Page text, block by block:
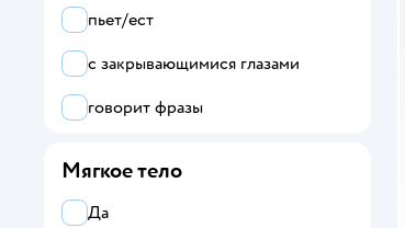
Росмэн
пьет/ест
с закрывающимися глазами
говорит фразы
Мягкое тело
Да